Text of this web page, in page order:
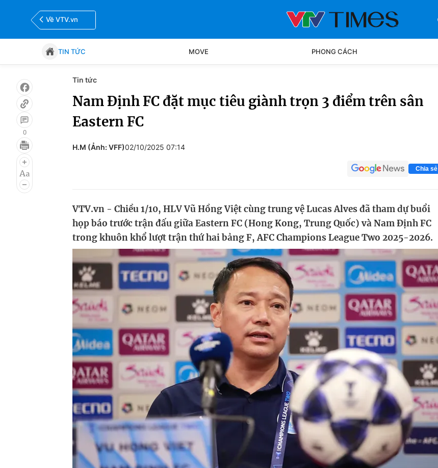
Về VTV.vn
TIN TỨC MOVE PHONG CÁCH
Tin tức
Bóng đá
0
Tin tức
Nam Định FC đặt mục tiêu giành trọn 3 điểm trên sân
Eastern FC
H.M (Ảnh: VFF)02/10/2025 07:14
Chia sẻ
VTV.vn - Chiều 1/10, HLV Vũ Hồng Việt cùng trung vệ Lucas Alves đã tham dự buổi
họp báo trước trận đấu giữa Eastern FC (Hong Kong, Trung Quốc) và Nam Định FC
trong khuôn khổ lượt trận thứ hai bảng F, AFC Champions League Two 2025-2026.